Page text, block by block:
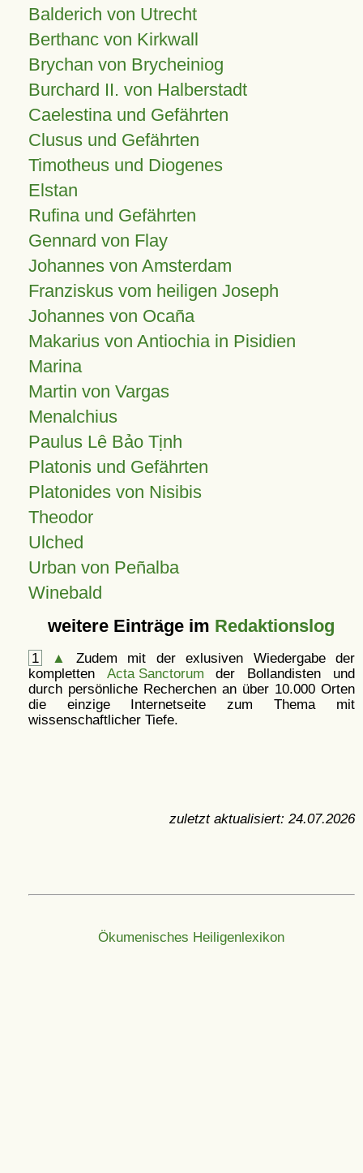
Balderich von Utrecht
Berthanc von Kirkwall
Brychan von Brycheiniog
Burchard II. von Halberstadt
Caelestina und Gefährten
Clusus und Gefährten
Timotheus und Diogenes
Elstan
Rufina und Gefährten
Gennard von Flay
Johannes von Amsterdam
Franziskus vom heiligen Joseph
Johannes von Ocaña
Makarius von Antiochia in Pisidien
Marina
Martin von Vargas
Menalchius
Paulus Lê Bảo Tịnh
Platonis und Gefährten
Platonides von Nisibis
Theodor
Ulched
Urban von Peñalba
Winebald
weitere Einträge im Redaktionslog
1 ▲
Zudem mit der exlusiven Wiedergabe der
kompletten Acta Sanctorum der Bollandisten und
durch persönliche Recherchen an über 10.000 Orten
die einzige Internetseite zum Thema mit
wissenschaftlicher Tiefe.
zuletzt aktualisiert: 24.07.2026
Ökumenisches Heiligenlexikon